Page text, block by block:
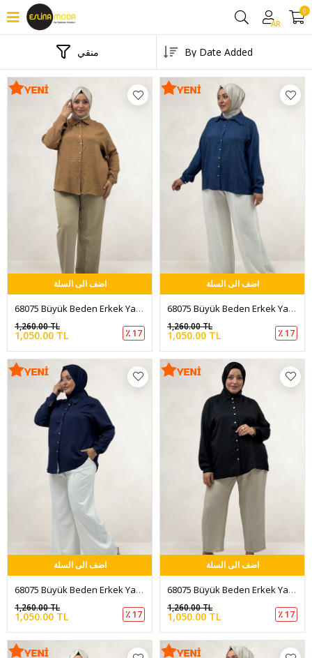
AR
0
منقي
اضف الى السلة
68075 Büyük Beden Erkek Yaka Düğmeli Kısa Gömlek - Taba
1,050.00 TL
1,260.00 TL
٪ 17
اضف الى السلة
68075 Büyük Beden Erkek Yaka Düğmeli Kısa Gömlek - İndigo
1,050.00 TL
1,260.00 TL
٪ 17
اضف الى السلة
68075 Büyük Beden Erkek Yaka Düğmeli Kısa Gömlek - Lacivert
1,050.00 TL
1,260.00 TL
٪ 17
اضف الى السلة
68075 Büyük Beden Erkek Yaka Düğmeli Kısa Gömlek - Siyah
1,050.00 TL
1,260.00 TL
٪ 17